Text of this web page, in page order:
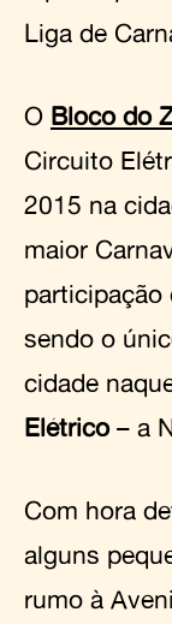
Liga de
O Bloco do
Circuito
2015 na
maior
participação
sendo o
cidade
Elétrico– a
Com hora
alguns
rumo à